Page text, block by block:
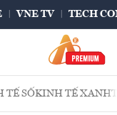
VNE TV TECH
TẾ SỐKINH TẾ XANH